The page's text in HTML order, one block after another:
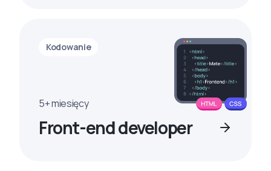
Kodowanie
5+ miesięcy
Front-end developer